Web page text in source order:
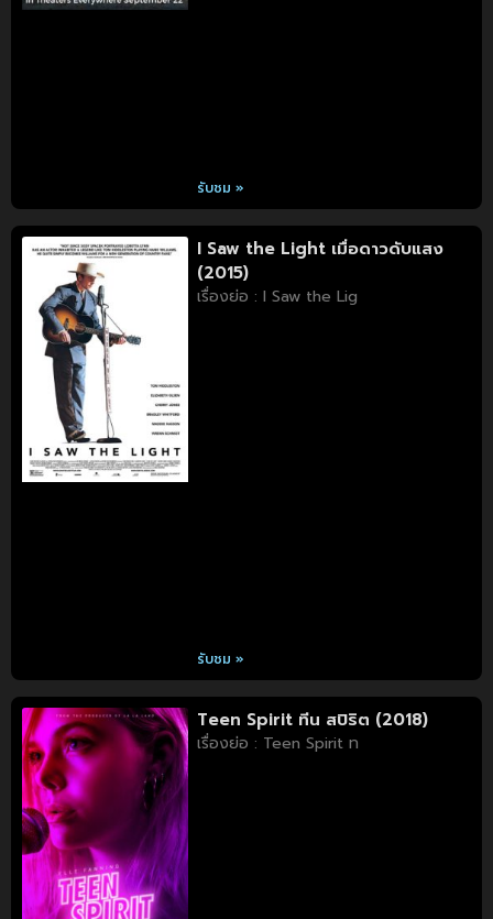
รับชม »
I Saw the Light เมื่อดาวดับแสง
(2015)
เรื่องย่อ : I Saw the Lig
รับชม »
Teen Spirit ทีน สปิริต (2018)
เรื่องย่อ : Teen Spirit ท